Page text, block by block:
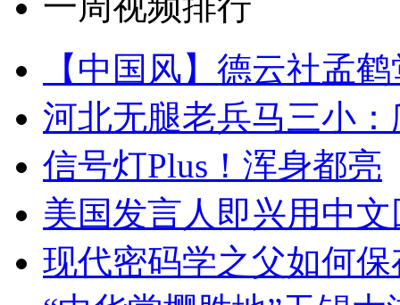
【中国风】德云社孟
河北无腿老兵马三小
信号灯Plus！浑身都亮
美国发言人即兴用中
现代密码学之父如何